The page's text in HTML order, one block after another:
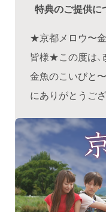
特典のご提供に
★京都メロウ〜
皆様★この度は、
金魚のこいびと
にありがとうご